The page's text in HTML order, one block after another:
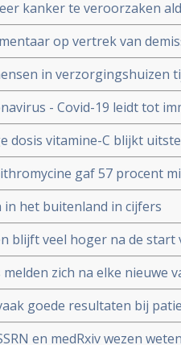
kanker te veroorzaken
mRNA vaccins als
op vertrek van
in Amerika en weerlegt
in verzorgingshuizen
- Covid-19 leidt tot
2 leidt tot langdurige
dosis vitamine-C blijkt
(COVID-19) en al met
gaf 57 procent
opgenomen in het
het buitenland in cijfers
blijft veel hoger na de start
schrijft daarover
zich na elke nieuwe
ziek blijkt uit vergelijkende
goede resultaten bij
in het
wereldwijd
en medRxiv wezen